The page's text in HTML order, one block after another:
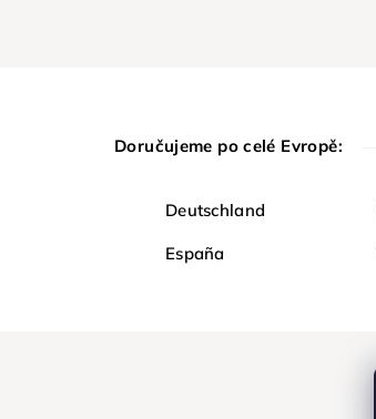
Doručujeme po celé Evropě:
Deutschland
España